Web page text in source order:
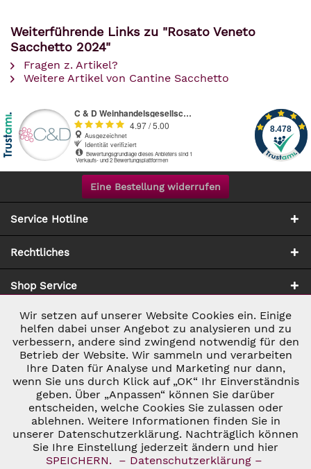
Weiterführende Links zu "Rosato Veneto
Sacchetto 2024"
Fragen z. Artikel?
Weitere Artikel von Cantine Sacchetto
Eine Bestellung widerrufen
Service Hotline
Rechtliches
Shop Service
Zahlung & Versand
* ALLE PREISE INKL. GESETZL. UMSATZSTEUER ZZGL.
VERSANDKOSTEN UND GGF. NACHNAHMEGEBÜHREN, WENN NICHT
ANDERS BESCHRIEBEN
© 2026 C&D WEINHANDEL - ALL RIGHTS RESERVED. THEME BY
Notwendig Aktiv
Marketing Inaktiv
Tracking Inaktiv
Personalisierung Inaktiv
Wir setzen auf unserer Website Cookies ein. Einige
helfen dabei unser Angebot zu analysieren und zu
verbessern, andere sind zwingend notwendig für den
Betrieb der Website. Wir sammeln und verarbeiten
Ihre Daten für Analyse und Marketing nur dann,
wenn Sie uns durch Klick auf „OK“ Ihr Einverständnis
geben. Über „Anpassen“ können Sie darüber
entscheiden, welche Cookies Sie zulassen oder
ablehnen. Weitere Informationen finden Sie in
unserer Datenschutzerklärung. Nachträglich können
Sie Ihre Einstellung jederzeit ändern und hier
SPEICHERN.
– Datenschutzerklärung –